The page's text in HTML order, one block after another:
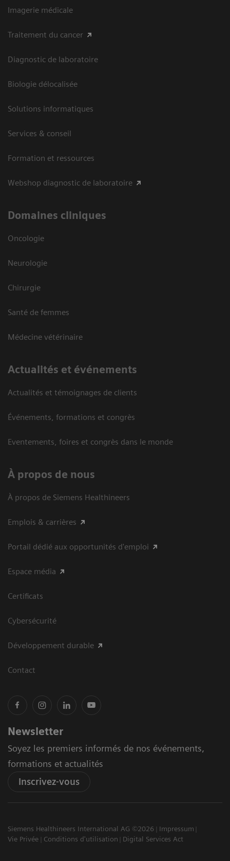
Imagerie médicale
Traitement du cancer
Diagnostic de laboratoire
Biologie délocalisée
Solutions informatiques
Services & conseil
Formation et ressources
Webshop diagnostic de laboratoire
Domaines cliniques
Oncologie
Neurologie
Chirurgie
Santé de femmes
Médecine vétérinaire
Actualités et événements
Actualités et témoignages de clients
Événements, formations et congrès
Eventements, foires et congrès dans le monde
À propos de nous
À propos de Siemens Healthineers
Emplois & carrières
Portail dédié aux opportunités d'emploi
Espace média
Certificats
Cybersécurité
Développement durable
Contact
Newsletter
Soyez les premiers informés de nos événements,
formations et actualités
Inscrivez-vous
Siemens Healthineers International AG ©2026
Impressum
Vie Privée
Conditions d'utilisation Digital Services Act